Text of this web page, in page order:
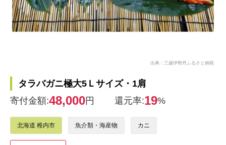
出典：三越伊勢丹ふるさと納税
タラバガニ極大5Ｌサイズ・1肩
寄付金額:48,000円 還元率:19%
北海道 稚内市 魚介類・海産物 カニ